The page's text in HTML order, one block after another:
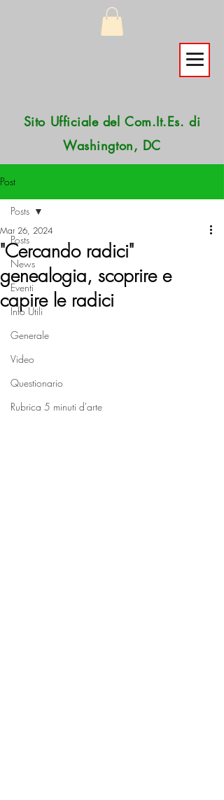
Sito Ufficiale del Com.It.Es. di
Washington, DC
Post
Posts
News
Eventi
Info Utili
Generale
Video
Questionario
Rubrica 5 minuti d'arte
Posts
"Cercando radici"
genealogia, scoprire e
capire le radici
Mar 26, 2024